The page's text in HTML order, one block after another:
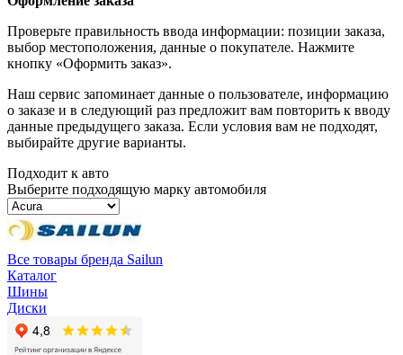
Проверьте правильность ввода информации: позиции заказа,
выбор местоположения, данные о покупателе. Нажмите
кнопку «Оформить заказ».
Наш сервис запоминает данные о пользователе, информацию
о заказе и в следующий раз предложит вам повторить к вводу
данные предыдущего заказа. Если условия вам не подходят,
выбирайте другие варианты.
Подходит к авто
Выберите подходящую марку автомобиля
Все товары бренда Sailun
Каталог
Шины
Диски